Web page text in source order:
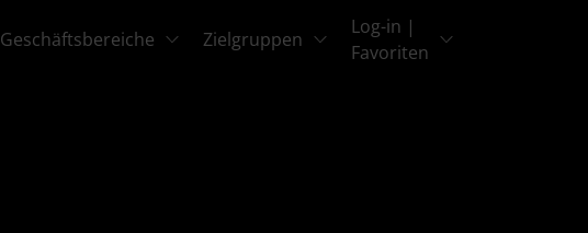
Geschäftsbereiche Zielgruppen
Log-in |
Favoriten